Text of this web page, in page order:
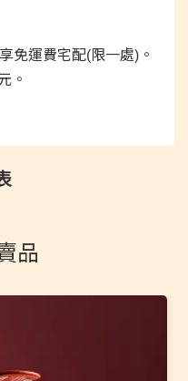
免運費宅配(限一處)。
。
品